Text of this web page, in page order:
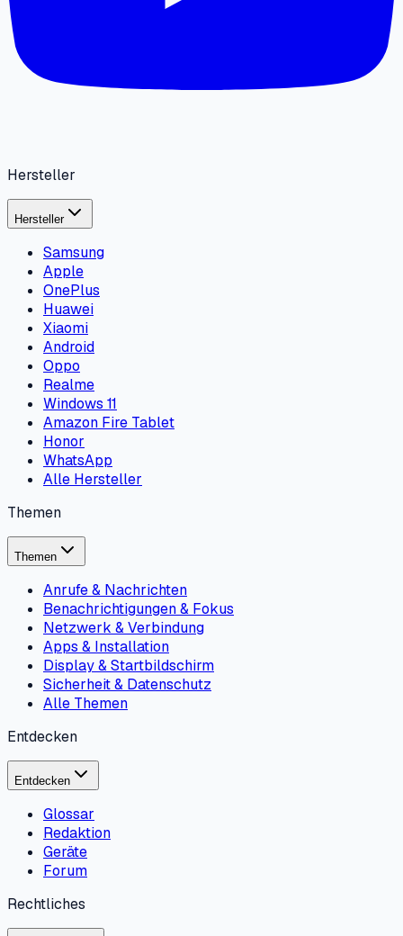
Hersteller
Hersteller
Samsung
Apple
OnePlus
Huawei
Xiaomi
Android
Oppo
Realme
Windows 11
Amazon Fire Tablet
Honor
WhatsApp
Alle Hersteller
Themen
Themen
Anrufe & Nachrichten
Benachrichtigungen & Fokus
Netzwerk & Verbindung
Apps & Installation
Display & Startbildschirm
Sicherheit & Datenschutz
Alle Themen
Entdecken
Entdecken
Glossar
Redaktion
Geräte
Forum
Rechtliches